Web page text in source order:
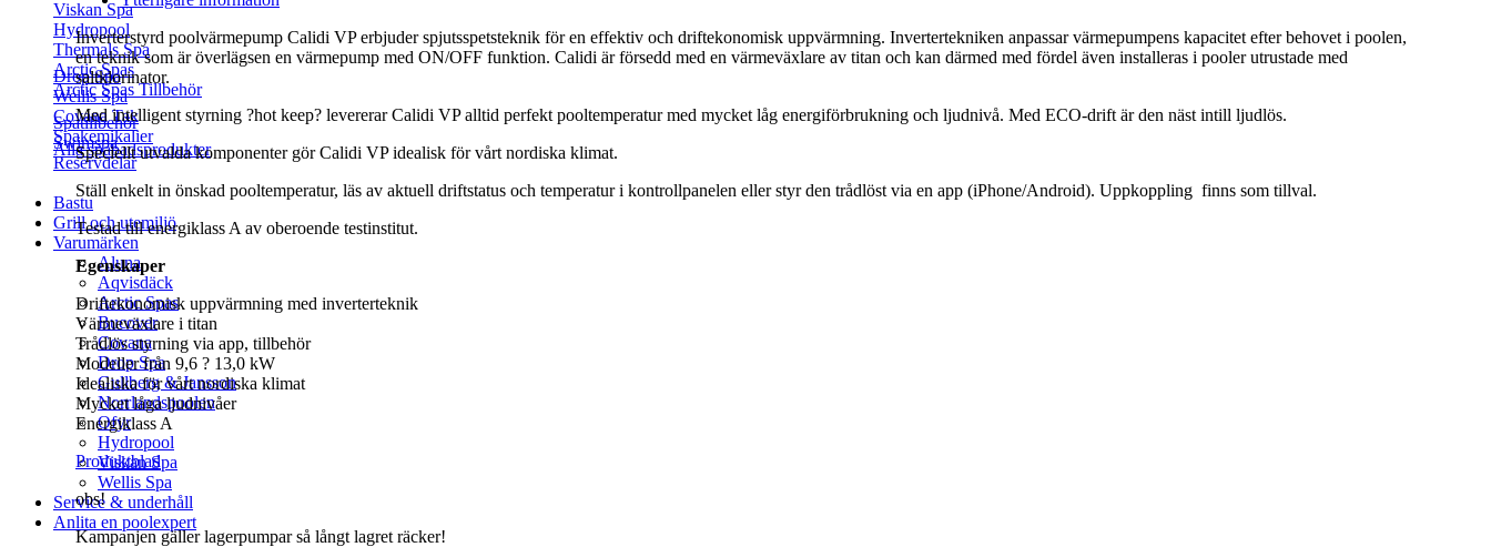
Viskan Spa
Hydropool
Thermals Spa
Arctic Spas
Arctic Spas Tillbehör
Drop Spa
Wellis Spa
Covana Tak
Spakemikalier
Spatillbehör
Swimspa
Reservdelar
Alla spabadsprodukter
Bastu
Grill och utemiljö
Varumärken
Aluna
Aqvisdäck
Arctic Spas
Bucover
Covana
Drop Spa
Gullberg & Jansson
Norrlandspoolen
Ofyr
Hydropool
Viskan Spa
Wellis Spa
Service & underhåll
Anlita en poolexpert
Inverterstyrd poolvärmepump Calidi VP erbjuder spjutsspetsteknik för en effektiv och driftekonomisk uppvärmning. Invertertekniken anpassar värmepumpens kapacitet efter behovet i poolen,
en teknik som är överlägsen en värmepump med ON/OFF funktion. Calidi är försedd med en värmeväxlare av titan och kan därmed med fördel även installeras i pooler utrustade med
saltklorinator.
Med intelligent styrning ?hot keep? levererar Calidi VP alltid perfekt pooltemperatur med mycket låg energiförbrukning och ljudnivå. Med ECO-drift är den näst intill ljudlös.
Speciellt utvalda komponenter gör Calidi VP idealisk för vårt nordiska klimat.
Ställ enkelt in önskad pooltemperatur, läs av aktuell driftstatus och temperatur i kontrollpanelen eller styr den trådlöst via en app (iPhone/Android). Uppkoppling finns som tillval.
Testad till energiklass A av oberoende testinstitut.
Egenskaper
Driftekonomisk uppvärmning med inverterteknik
Värmeväxlare i titan
Trådlös styrning via app, tillbehör
Modeller från 9,6 ? 13,0 kW
Idealiska för vårt nordiska klimat
Mycket låga ljudnivåer
Energiklass A
Produktblad
obs!
Kampanjen gäller lagerpumpar så långt lagret räcker!